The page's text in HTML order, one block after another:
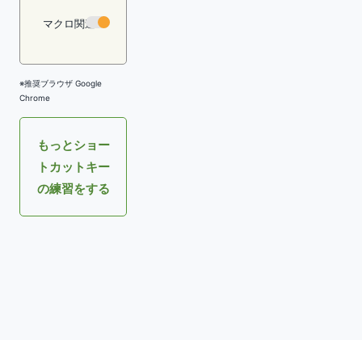
マクロ関連
※推奨ブラウザ Google
Chrome
もっとショー
トカットキー
の練習をする